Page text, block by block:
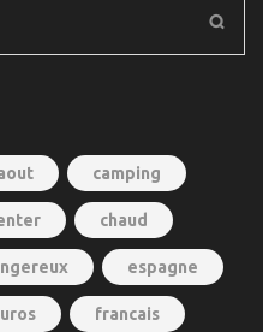
camping
chaud
espagne
francais